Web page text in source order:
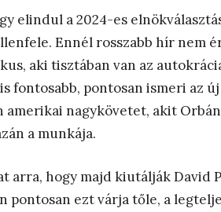
elindul a 2024-es
Ennél rosszabb hír nem
aki tisztában van az
fontosabb, pontosan ismeri az
nagykövetet, akit
a munkája.
arra, hogy majd kiutálják David
pontosan ezt várja tőle, a